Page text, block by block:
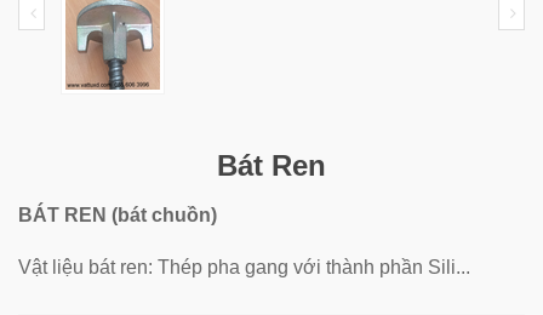
Bát Ren
BÁT REN (bát chuồn)
Vật liệu bát ren: Thép pha gang với thành phần Sili...